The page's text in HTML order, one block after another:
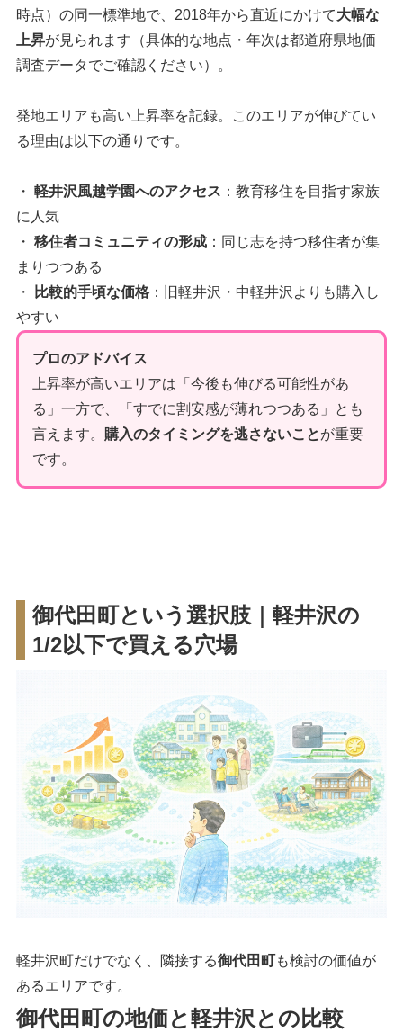
時点）の同一標準地で、2018年から直近にかけて大幅な
上昇が見られます（具体的な地点・年次は都道府県地価
調査データでご確認ください）。
発地エリアも高い上昇率を記録。このエリアが伸びてい
る理由は以下の通りです。
・ 軽井沢風越学園へのアクセス ：教育移住を目指す家族
に人気
・ 移住者コミュニティの形成：同じ志を持つ移住者が集
まりつつある
・
比較的手頃な価格：旧軽井沢・中軽井沢よりも購入し
やすい
プロのアドバイス
上昇率が高いエリアは「今後も伸びる可能性があ
る」一方で、「すでに割安感が薄れつつある」とも
言えます。 購入のタイミングを逃さないことが重要
です。
御代田町という選択肢｜軽井沢の
1/2以下で買える穴場
軽井沢町だけでなく、隣接する御代田町も検討の価値が
あるエリアです。
御代田町の地価と軽井沢との比較